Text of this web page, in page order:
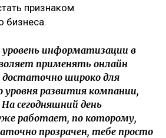
признаком
бизнеса.
информатизации в
применять онлайн
широко для
уровня развития компании,
сегодняшний день
работает, по которому,
прозрачен, тебе просто